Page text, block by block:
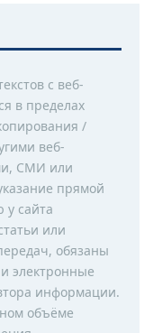
с веб-
в пределах
/
веб-
СМИ или
прямой
у сайта
или
обязаны
электронные
информации.
объёме